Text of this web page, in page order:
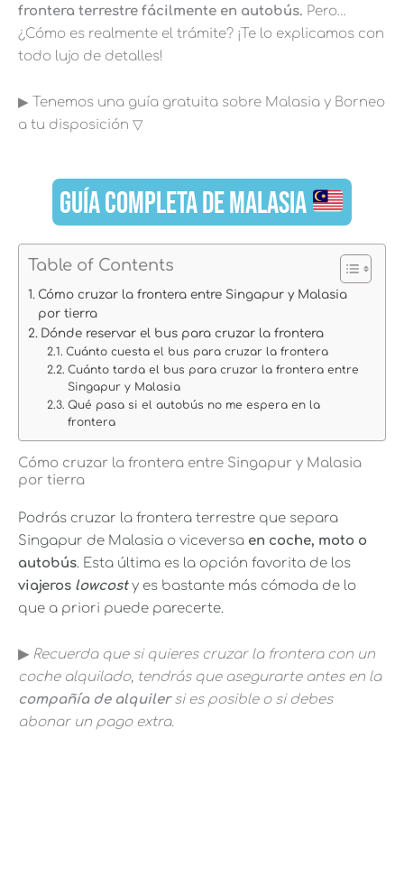
frontera terrestre fácilmente en autobús. Pero…
¿Cómo es realmente el trámite? ¡Te lo explicamos con
todo lujo de detalles!
▶︎ Tenemos una guía gratuita sobre Malasia y Borneo
a tu disposición ▽
GUÍA COMPLETA DE MALASIA
Table of Contents
Cómo cruzar la frontera entre Singapur y Malasia
por tierra
Dónde reservar el bus para cruzar la frontera
Cuánto cuesta el bus para cruzar la frontera
Cuánto tarda el bus para cruzar la frontera entre
Singapur y Malasia
Qué pasa si el autobús no me espera en la
frontera
Cómo cruzar la frontera entre Singapur y Malasia
por tierra
Podrás cruzar la frontera terrestre que separa
Singapur de Malasia o viceversa en coche, moto o
autobús. Esta última es la opción favorita de los
viajeros lowcosty es bastante más cómoda de lo
que a priori puede parecerte.
▶︎ Recuerda que si quieres cruzar la frontera con un
coche alquilado, tendrás que asegurarte antes en la
compañía de alquilersi es posible o si debes
abonar un pago extra.